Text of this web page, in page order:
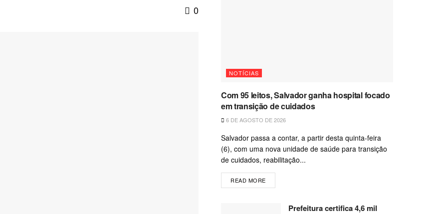
0
NOTÍCIAS
Com 95 leitos, Salvador ganha hospital focado
em transição de cuidados
6 DE AGOSTO DE 2026
Salvador passa a contar, a partir desta quinta-feira
(6), com uma nova unidade de saúde para transição
de cuidados, reabilitação...
READ MORE
Prefeitura certifica 4,6 mil